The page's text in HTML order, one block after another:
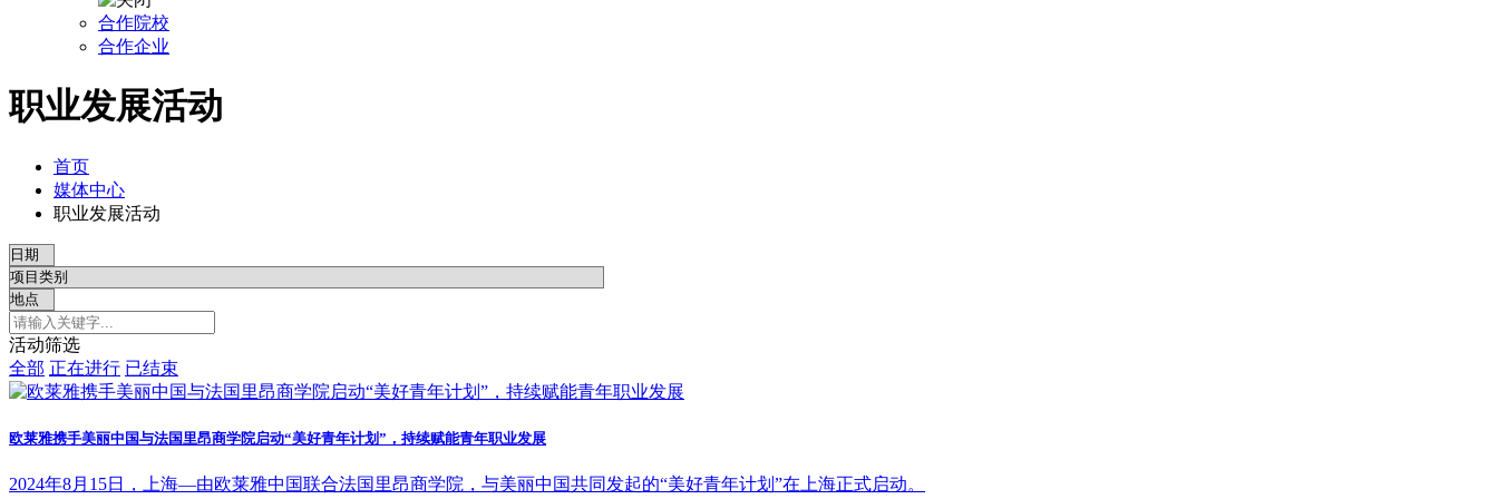
合作院校
合作企业
职业发展活动
首页
媒体中心
职业发展活动
活动筛选
全部 正在进行 已结束
欧莱雅携手美丽中国与法国里昂商学院启动“美好青年计划”，持续赋能青年职业发展
2024年8月15日，上海—由欧莱雅中国联合法国里昂商学院，与美丽中国共同发起的“美好青年计划”在上海正式启动。